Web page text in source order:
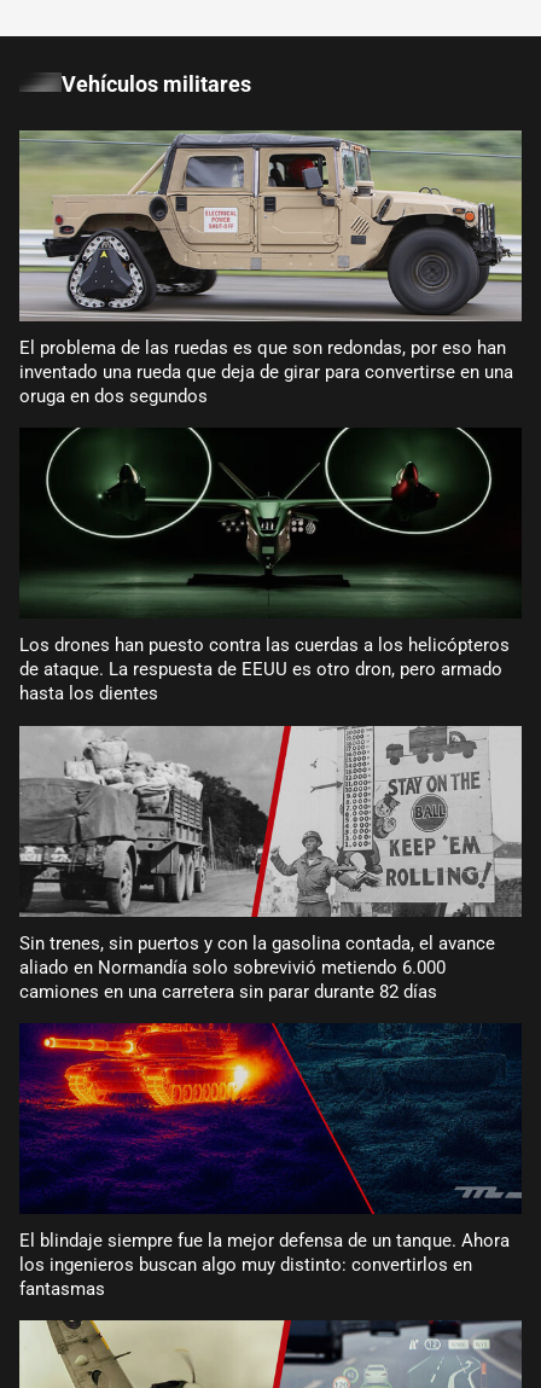
Vehículos militares
El problema de las ruedas es que son redondas, por eso han
inventado una rueda que deja de girar para convertirse en una
oruga en dos segundos
Los drones han puesto contra las cuerdas a los helicópteros
de ataque. La respuesta de EEUU es otro dron, pero armado
hasta los dientes
Sin trenes, sin puertos y con la gasolina contada, el avance
aliado en Normandía solo sobrevivió metiendo 6.000
camiones en una carretera sin parar durante 82 días
El blindaje siempre fue la mejor defensa de un tanque. Ahora
los ingenieros buscan algo muy distinto: convertirlos en
fantasmas